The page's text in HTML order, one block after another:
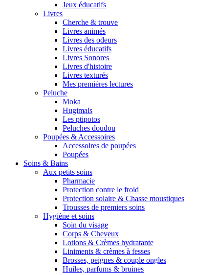
Jeux éducatifs
Livres
Cherche & trouve
Livres animés
Livres des odeurs
Livres éducatifs
Livres Sonores
Livres d'histoire
Livres texturés
Mes premières lectures
Peluche
Moka
Hugimals
Les ptipotos
Peluches doudou
Poupées & Accessoires
Accessoires de poupées
Poupées
Soins & Bains
Aux petits soins
Pharmacie
Protection contre le froid
Protection solaire & Chasse moustiques
Trousses de premiers soins
Hygiène et soins
Soin du visage
Corps & Cheveux
Lotions & Crèmes hydratante
Liniments & crèmes à fesses
Brosses, peignes & couple ongles
Huiles, parfums & bruines